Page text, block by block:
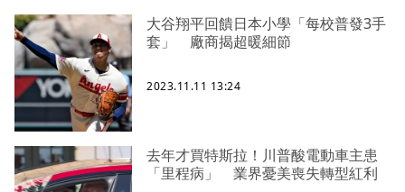
大谷翔平回饋日本小學「每校普發3手
套」 廠商揭超暖細節
2023.11.11 13:24
去年才買特斯拉！川普酸電動車主患
「里程病」 業界憂美喪失轉型紅利